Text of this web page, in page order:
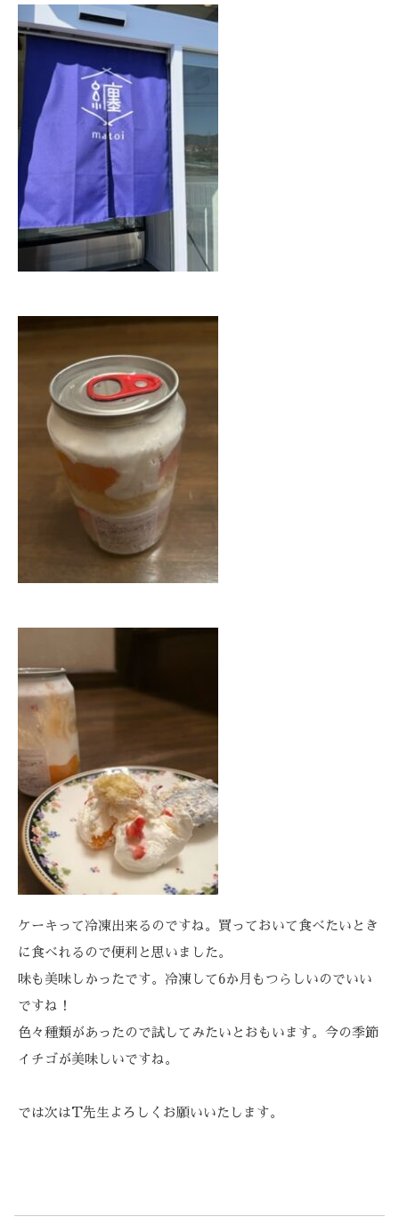
ケーキって冷凍出来るのですね。買っておいて食べたいとき
に食べれるので便利と思いました。
味も美味しかったです。冷凍して6か月もつらしいのでいい
ですね！
色々種類があったので試してみたいとおもいます。今の季節
イチゴが美味しいですね。
では次はT先生よろしくお願いいたします。